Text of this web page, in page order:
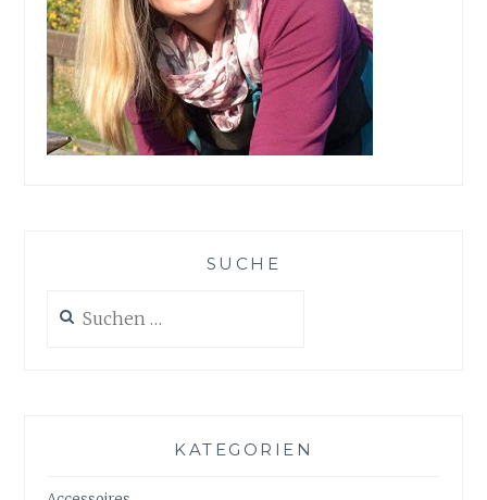
SUCHE
nach:
KATEGORIEN